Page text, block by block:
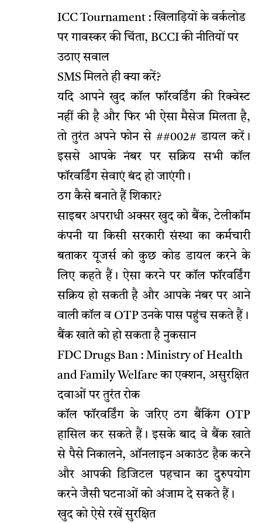
ICC Tournament : खिलाड़ियों के वर्कलोड
पर गावस्कर की चिंता, BCCI की नीतियों पर
उठाए सवाल
SMS मिलते ही क्या करें?
यदि आपने खुद कॉल फॉरवर्डिंग की रिक्वेस्ट
नहीं की है और फिर भी ऐसा मैसेज मिलता है,
तो तुरंत अपने फोन से ##002# डायल करें।
इससे आपके नंबर पर सक्रिय सभी कॉल
फॉरवर्डिंग सेवाएं बंद हो जाएंगी।
ठग कैसे बनाते हैं शिकार?
साइबर अपराधी अक्सर खुद को बैंक, टेलीकॉम
कंपनी या किसी सरकारी संस्था का कर्मचारी
बताकर यूजर्स को कुछ कोड डायल करने के
लिए कहते हैं। ऐसा करने पर कॉल फॉरवर्डिंग
सक्रिय हो सकती है और आपके नंबर पर आने
वाली कॉल व OTP उनके पास पहुंच सकते हैं।
बैंक खाते को हो सकता है नुकसान
FDC Drugs Ban : Ministry of Health
and Family Welfare का एक्शन, असुरक्षित
दवाओं पर तुरंत रोक
कॉल फॉरवर्डिंग के जरिए ठग बैंकिंग OTP
हासिल कर सकते हैं। इसके बाद वे बैंक खाते
से पैसे निकालने, ऑनलाइन अकाउंट हैक करने
और आपकी डिजिटल पहचान का दुरुपयोग
करने जैसी घटनाओं को अंजाम दे सकते हैं।
खुद को ऐसे रखें सुरक्षित